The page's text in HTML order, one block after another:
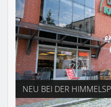
NEU BEI DER